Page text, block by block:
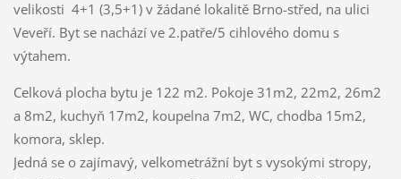
velikosti 4+1 (3,5+1) v žádané lokalitě Brno-střed, na ulici
Veveří. Byt se nachází ve 2.patře/5 cihlového domu s
výtahem.
Celková plocha bytu je 122 m2. Pokoje 31m2, 22m2, 26m2
a 8m2, kuchyň 17m2, koupelna 7m2, WC, chodba 15m2,
komora, sklep.
Jedná se o zajímavý, velkometrážní byt s vysokými stropy,